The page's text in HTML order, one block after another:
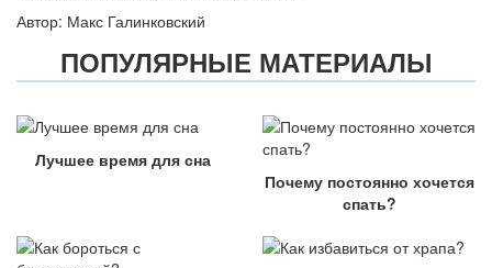
Автор: Макс Галинковский
ПОПУЛЯРНЫЕ МАТЕРИАЛЫ
Лучшее время для сна
Почему постоянно хочется
спать?